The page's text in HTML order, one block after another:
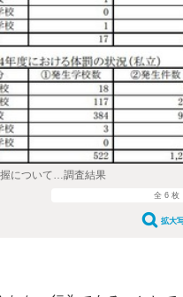
について…調査結果
全 6 枚
拡大